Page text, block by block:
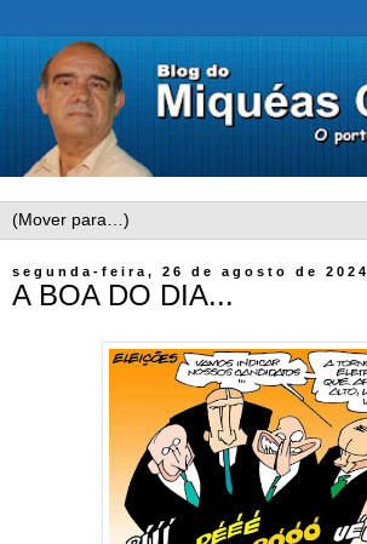
segunda-feira, 26 de agosto de 2024
A BOA DO DIA...